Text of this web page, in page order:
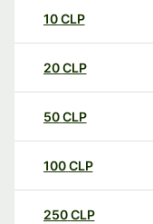
10CLP
20CLP
50CLP
100CLP
250CLP